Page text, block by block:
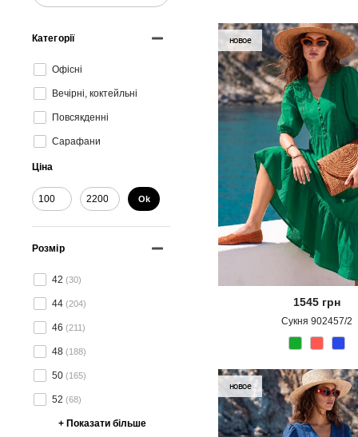
Категорії
Офісні
Вечірні, коктейльні
Повсякденні
Сарафани
Ціна
Ok
Розмір
42 (30)
44 (204)
46 (211)
48 (188)
50 (165)
52 (68)
+ Показати більше
новое
1545 грн
Сукня 902457/2
новое